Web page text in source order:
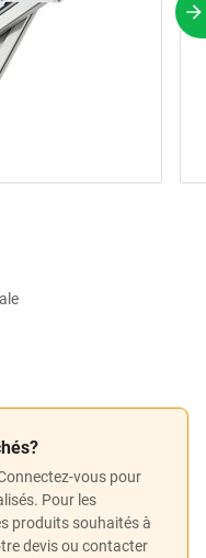
vous pour
Pour les
produits souhaités à
devis ou contacter